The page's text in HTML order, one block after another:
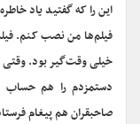
این را که گفتید یاد
فیلم‌ها من نصب کنم.
خیلی وقت‌گیر بود. وقتی
دستمزدم را هم حساب
صاحبقران هم پیغام